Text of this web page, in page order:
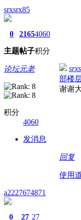
srxsrx85
0
主题
2165
帖子
4060
积分
论坛元老
积分
4060
发消息
部楼
谢谢
回复
使用
a2227674871
0 27 27